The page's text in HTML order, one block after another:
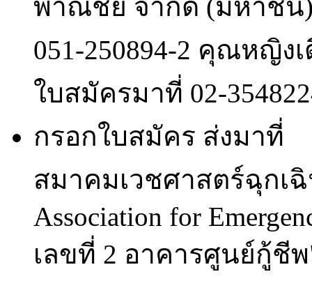
พาณิชย์ จำกัด (มหาช
051-250894-2 คุณหญิง
ใบสมัครมาที่ 02-
กรอกใบสมัคร ส่งมาที่
สมาคมเวชศาสตร์ฉุกเ
Association for
เลขที่ 2 อาคารศูนย์กู้ชี